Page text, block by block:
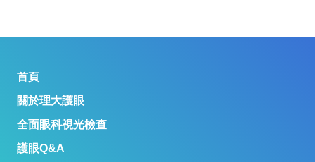
首頁
關於理大護眼
全面眼科視光檢查
護眼Q&A